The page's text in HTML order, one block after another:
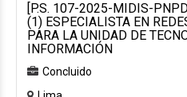
[P.S. 107-2025-MIDIS-
(1) ESPECIALISTA EN
PARA LA UNIDAD DE
INFORMACIÓN
Concluido